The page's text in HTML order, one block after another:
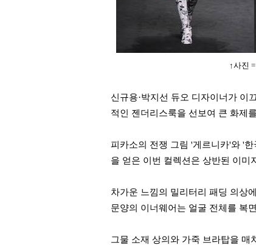
↑사진
신규용·박지선 듀오 디자이너가 이
적인 젠더리스룩을 선보여 큰 화제
피카소의 전쟁 그림 '게르니카'와 '
을 얻은 이번 컬렉션은 상반된 이미
차가운 느낌의 밀리터리 패딩 의상
문양의 이너웨어는 얼굴 전체를 복
그물 소재 상의와 가죽 브라탑을 매